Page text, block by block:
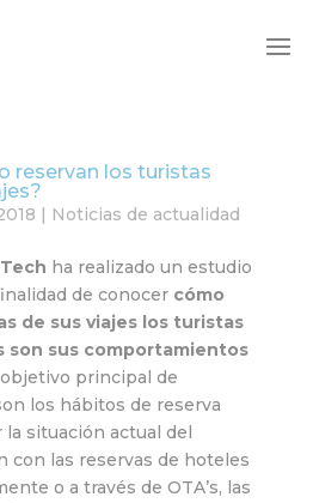
reservan los turistas
| Noticias de actualidad
ha realizado un estudio
de conocer cómo
de sus viajes los turistas
son sus comportamientos
principal de
los hábitos de reserva
situación actual del
con las reservas de hoteles
o a través de OTA’s, las